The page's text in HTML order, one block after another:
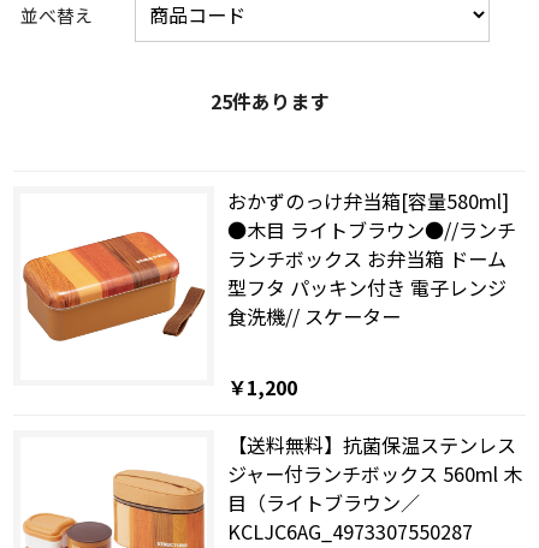
並べ替え
25件あります
おかずのっけ弁当箱[容量580ml]
●木目 ライトブラウン●//ランチ
ランチボックス お弁当箱 ドーム
型フタ パッキン付き 電子レンジ
食洗機// スケーター
￥1,200
【送料無料】抗菌保温ステンレス
ジャー付ランチボックス 560ml 木
目（ライトブラウン／
KCLJC6AG_4973307550287